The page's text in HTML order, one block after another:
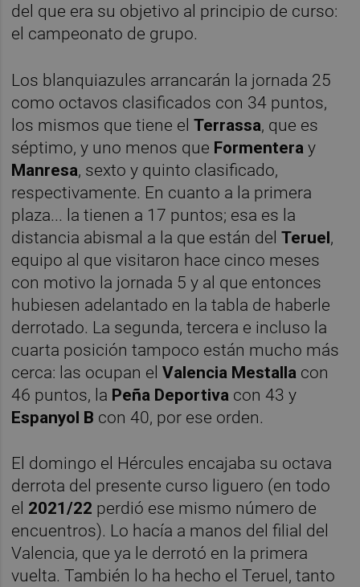
del que era su objetivo al principio de curso:
el campeonato de grupo.
Los blanquiazules arrancarán la jornada 25
como octavos clasificados con 34 puntos,
los mismos que tiene elTerrassa, que es
séptimo, y uno menos que Formentera y
Manresa, sexto y quinto clasificado,
respectivamente. En cuanto a la primera
plaza... la tienen a 17 puntos; esa es la
distancia abismal a la que están delTeruel,
equipo al que visitaron hace cinco meses
con motivo la jornada 5 y al que entonces
hubiesen adelantado en la tabla de haberle
derrotado. La segunda, tercera e incluso la
cuarta posición tampoco están mucho más
cerca: las ocupan elValencia Mestalla con
46 puntos, la Peña Deportiva con 43 y
Espanyol B con 40, por ese orden.
El domingo el Hércules encajaba su octava
derrota del presente curso liguero (en todo
el 2021/22 perdió ese mismo número de
encuentros). Lo hacía a manos del filial del
Valencia, que ya le derrotó en la primera
vuelta. También lo ha hecho el Teruel, tanto